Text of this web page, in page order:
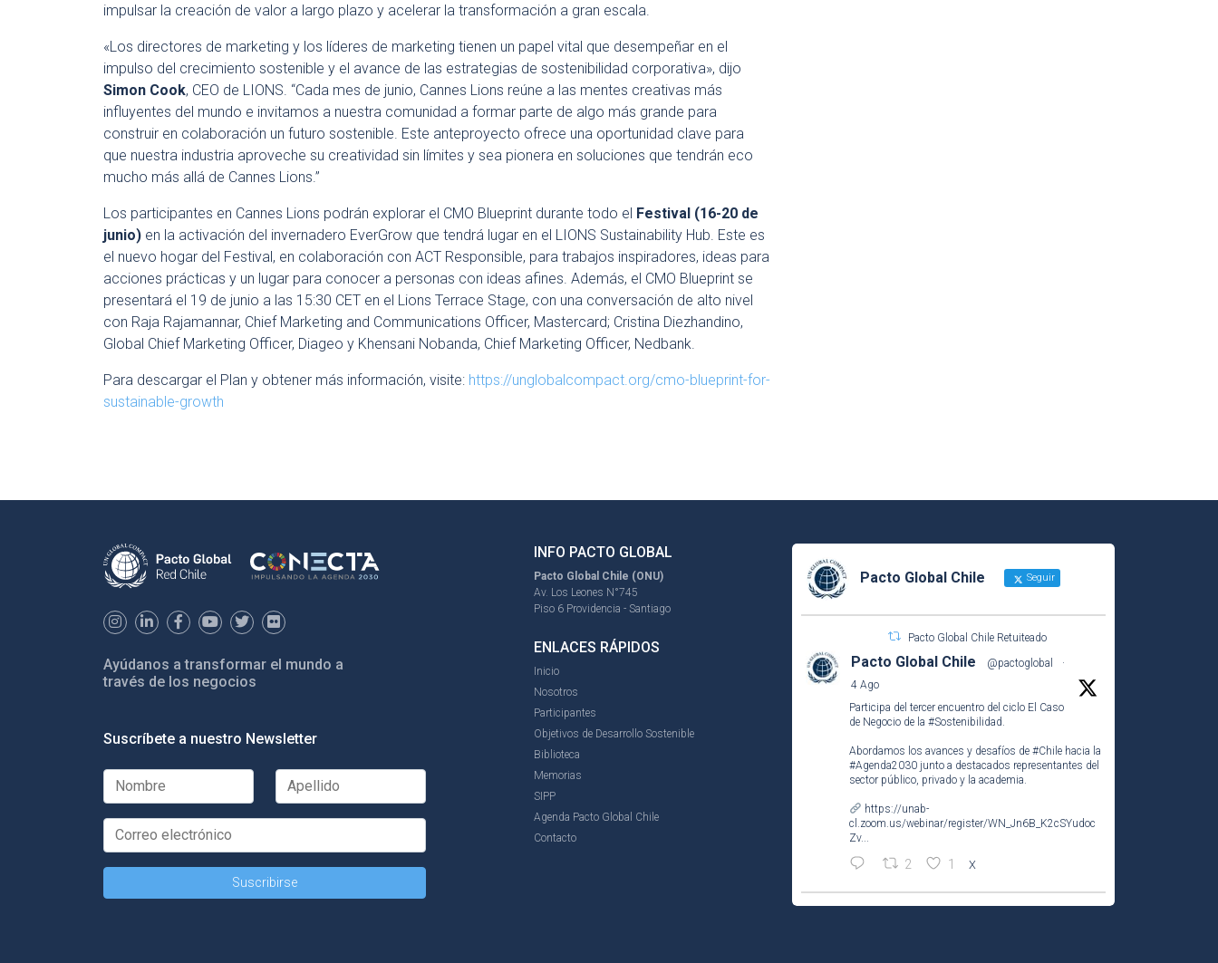
impulsar la creación de valor a largo plazo y acelerar la transformación a gran escala.
«Los directores de marketing y los líderes de marketing tienen un papel vital que desempeñar en el
impulso del crecimiento sostenible y el avance de las estrategias de sostenibilidad corporativa», dijo
Simon Cook, CEO de LIONS. “Cada mes de junio, Cannes Lions reúne a las mentes creativas más
influyentes del mundo e invitamos a nuestra comunidad a formar parte de algo más grande para
construir en colaboración un futuro sostenible. Este anteproyecto ofrece una oportunidad clave para
que nuestra industria aproveche su creatividad sin límites y sea pionera en soluciones que tendrán eco
mucho más allá de Cannes Lions.”
Los participantes en Cannes Lions podrán explorar el CMO Blueprint durante todo el Festival (16-20 de
junio) en la activación del invernadero EverGrow que tendrá lugar en el LIONS Sustainability Hub. Este es
el nuevo hogar del Festival, en colaboración con ACT Responsible, para trabajos inspiradores, ideas para
acciones prácticas y un lugar para conocer a personas con ideas afines. Además, el CMO Blueprint se
presentará el 19 de junio a las 15:30 CET en el Lions Terrace Stage, con una conversación de alto nivel
con Raja Rajamannar, Chief Marketing and Communications Officer, Mastercard; Cristina Diezhandino,
Global Chief Marketing Officer, Diageo y Khensani Nobanda, Chief Marketing Officer, Nedbank.
Para descargar el Plan y obtener más información, visite: https://unglobalcompact.org/cmo-blueprint-for-
sustainable-growth
Ayúdanos a transformar el mundo a
través de los negocios
Suscríbete a nuestro Newsletter
INFO PACTO GLOBAL
Pacto Global Chile (ONU)
Av. Los Leones N°745
Piso 6 Providencia - Santiago
ENLACES RÁPIDOS
Inicio
Nosotros
Participantes
Objetivos de Desarrollo Sostenible
Biblioteca
Memorias
SIPP
Agenda Pacto Global Chile
Contacto
Pacto Global Chile Seguir
Pacto Global Chile Retuiteado
Pacto Global Chile @pactoglobal
·
4 Ago
Participa del tercer encuentro del ciclo El Caso
de Negocio de la #Sostenibilidad
Abordamos los avances y desafíos de #Chile hacia la
#Agenda2030 junto a destacados representantes del
sector público, privado y la academia.
https://unab-
cl.zoom.us/webinar/register/WN_Jn6B_K2cSYudoc
Zv...
2 1 X